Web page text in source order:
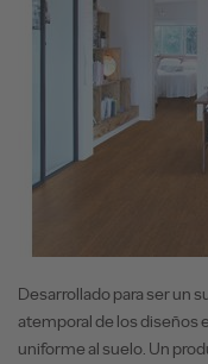
Desarrollado para ser un
atemporal de los diseños
uniforme al suelo. Un